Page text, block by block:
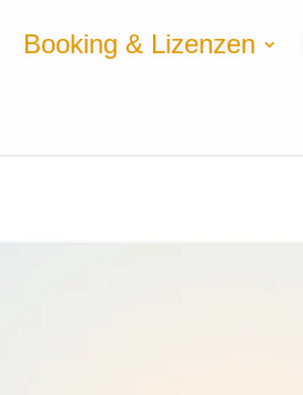
Booking & Lizenzen